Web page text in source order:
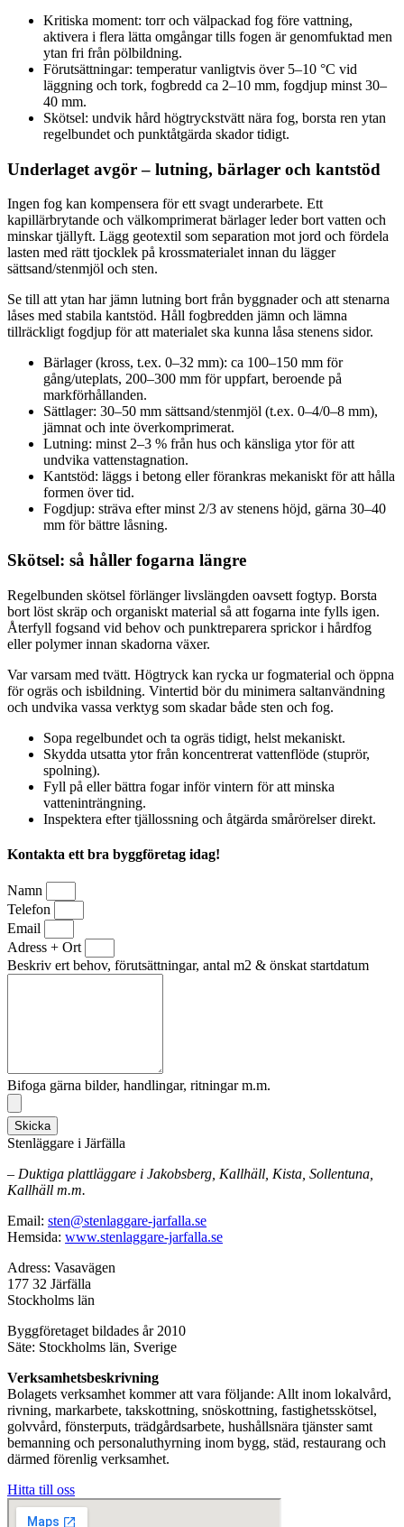
Kritiska moment: torr och välpackad fog före vattning,
aktivera i flera lätta omgångar tills fogen är genomfuktad men
ytan fri från pölbildning.
Förutsättningar: temperatur vanligtvis över 5–10 °C vid
läggning och tork, fogbredd ca 2–10 mm, fogdjup minst 30–
40 mm.
Skötsel: undvik hård högtryckstvätt nära fog, borsta ren ytan
regelbundet och punktåtgärda skador tidigt.
Underlaget avgör – lutning, bärlager och kantstöd
Ingen fog kan kompensera för ett svagt underarbete. Ett
kapillärbrytande och välkomprimerat bärlager leder bort vatten och
minskar tjällyft. Lägg geotextil som separation mot jord och fördela
lasten med rätt tjocklek på krossmaterialet innan du lägger
sättsand/stenmjöl och sten.
Se till att ytan har jämn lutning bort från byggnader och att stenarna
låses med stabila kantstöd. Håll fogbredden jämn och lämna
tillräckligt fogdjup för att materialet ska kunna låsa stenens sidor.
Bärlager (kross, t.ex. 0–32 mm): ca 100–150 mm för
gång/uteplats, 200–300 mm för uppfart, beroende på
markförhållanden.
Sättlager: 30–50 mm sättsand/stenmjöl (t.ex. 0–4/0–8 mm),
jämnat och inte överkomprimerat.
Lutning: minst 2–3 % från hus och känsliga ytor för att
undvika vattenstagnation.
Kantstöd: läggs i betong eller förankras mekaniskt för att hålla
formen över tid.
Fogdjup: sträva efter minst 2/3 av stenens höjd, gärna 30–40
mm för bättre låsning.
Skötsel: så håller fogarna längre
Regelbunden skötsel förlänger livslängden oavsett fogtyp. Borsta
bort löst skräp och organiskt material så att fogarna inte fylls igen.
Återfyll fogsand vid behov och punktreparera sprickor i hårdfog
eller polymer innan skadorna växer.
Var varsam med tvätt. Högtryck kan rycka ur fogmaterial och öppna
för ogräs och isbildning. Vintertid bör du minimera saltanvändning
och undvika vassa verktyg som skadar både sten och fog.
Sopa regelbundet och ta ogräs tidigt, helst mekaniskt.
Skydda utsatta ytor från koncentrerat vattenflöde (stuprör,
spolning).
Fyll på eller bättra fogar inför vintern för att minska
vatteninträngning.
Inspektera efter tjällossning och åtgärda smårörelser direkt.
Kontakta ett bra byggföretag idag!
Namn
Telefon
Email
Adress + Ort
Beskriv ert behov, förutsättningar, antal m2 & önskat startdatum
Bifoga gärna bilder, handlingar, ritningar m.m.
Skicka
Stenläggare i Järfälla
– Duktiga plattläggare i Jakobsberg, Kallhäll, Kista, Sollentuna,
Kallhäll m.m.
Email: sten@stenlaggare-jarfalla.se
Hemsida: www.stenlaggare-jarfalla.se
Adress: Vasavägen
177 32 Järfälla
Stockholms län
Byggföretaget bildades år 2010
Säte: Stockholms län, Sverige
Verksamhetsbeskrivning
Bolagets verksamhet kommer att vara följande: Allt inom lokalvård,
rivning, markarbete, takskottning, snöskottning, fastighetsskötsel,
golvvård, fönsterputs, trädgårdsarbete, hushållsnära tjänster samt
bemanning och personaluthyrning inom bygg, städ, restaurang och
därmed förenlig verksamhet.
Hitta till oss